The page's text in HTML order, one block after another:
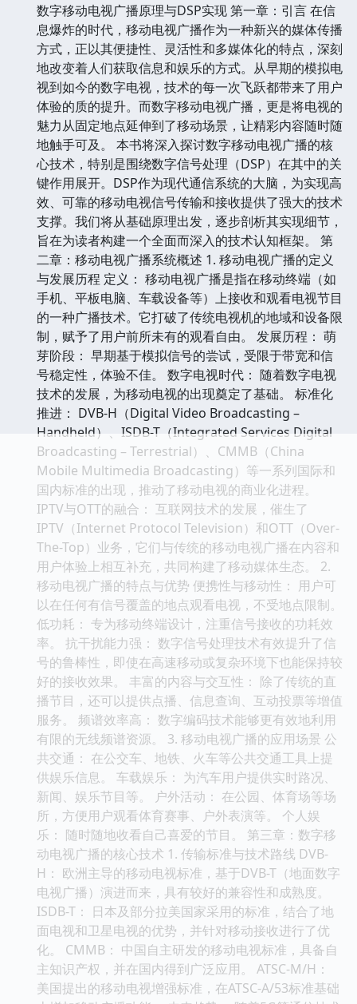
数字移动电视广播原理与DSP实现 第一章：引言 在信
息爆炸的时代，移动电视广播作为一种新兴的媒体传播
方式，正以其便捷性、灵活性和多媒体化的特点，深刻
地改变着人们获取信息和娱乐的方式。从早期的模拟电
视到如今的数字电视，技术的每一次飞跃都带来了用户
体验的质的提升。而数字移动电视广播，更是将电视的
魅力从固定地点延伸到了移动场景，让精彩内容随时随
地触手可及。 本书将深入探讨数字移动电视广播的核
心技术，特别是围绕数字信号处理（DSP）在其中的关
键作用展开。DSP作为现代通信系统的大脑，为实现高
效、可靠的移动电视信号传输和接收提供了强大的技术
支撑。我们将从基础原理出发，逐步剖析其实现细节，
旨在为读者构建一个全面而深入的技术认知框架。 第
二章：移动电视广播系统概述 1. 移动电视广播的定义
与发展历程 定义： 移动电视广播是指在移动终端（如
手机、平板电脑、车载设备等）上接收和观看电视节目
的一种广播技术。它打破了传统电视机的地域和设备限
制，赋予了用户前所未有的观看自由。 发展历程： 萌
芽阶段： 早期基于模拟信号的尝试，受限于带宽和信
号稳定性，体验不佳。 数字电视时代： 随着数字电视
技术的发展，为移动电视的出现奠定了基础。 标准化
推进： DVB-H（Digital Video Broadcasting –
Handheld）、ISDB-T（Integrated Services Digital
Broadcasting – Terrestrial）、CMMB（China
Mobile Multimedia Broadcasting）等一系列国际和
国内标准的出现，推动了移动电视的商业化进程。
IPTV与OTT的融合： 互联网技术的发展，催生了
IPTV（Internet Protocol Television）和OTT（Over-
The-Top）业务，它们与传统的移动电视广播在内容和
用户体验上相互补充，共同构建了移动媒体生态。 2.
移动电视广播的特点与优势 便携性与移动性： 用户可
以在任何有信号覆盖的地点观看电视，不受地点限制。
低功耗： 专为移动终端设计，注重信号接收的功耗效
率。 抗干扰能力强： 数字信号处理技术有效提升了信
号的鲁棒性，即使在高速移动或复杂环境下也能保持较
好的接收效果。 丰富的内容与交互性： 除了传统的直
播节目，还可以提供点播、信息查询、互动投票等增值
服务。 频谱效率高： 数字编码技术能够更有效地利用
有限的无线频谱资源。 3. 移动电视广播的应用场景 公
共交通： 在公交车、地铁、火车等公共交通工具上提
供娱乐信息。 车载娱乐： 为汽车用户提供实时路况、
新闻、娱乐节目等。 户外活动： 在公园、体育场等场
所，方便用户观看体育赛事、户外表演等。 个人娱
乐： 随时随地收看自己喜爱的节目。 第三章：数字移
动电视广播的核心技术 1. 传输标准与技术路线 DVB-
H： 欧洲主导的移动电视标准，基于DVB-T（地面数字
电视广播）演进而来，具有较好的兼容性和成熟度。
ISDB-T： 日本及部分拉美国家采用的标准，结合了地
面电视和卫星电视的优势，并针对移动接收进行了优
化。 CMMB： 中国自主研发的移动电视标准，具备自
主知识产权，并在国内得到广泛应用。 ATSC-M/H：
美国提出的移动电视增强标准，在ATSC-A/53标准基础